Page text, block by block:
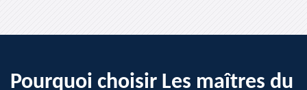
Pourquoi choisir Les maîtres du